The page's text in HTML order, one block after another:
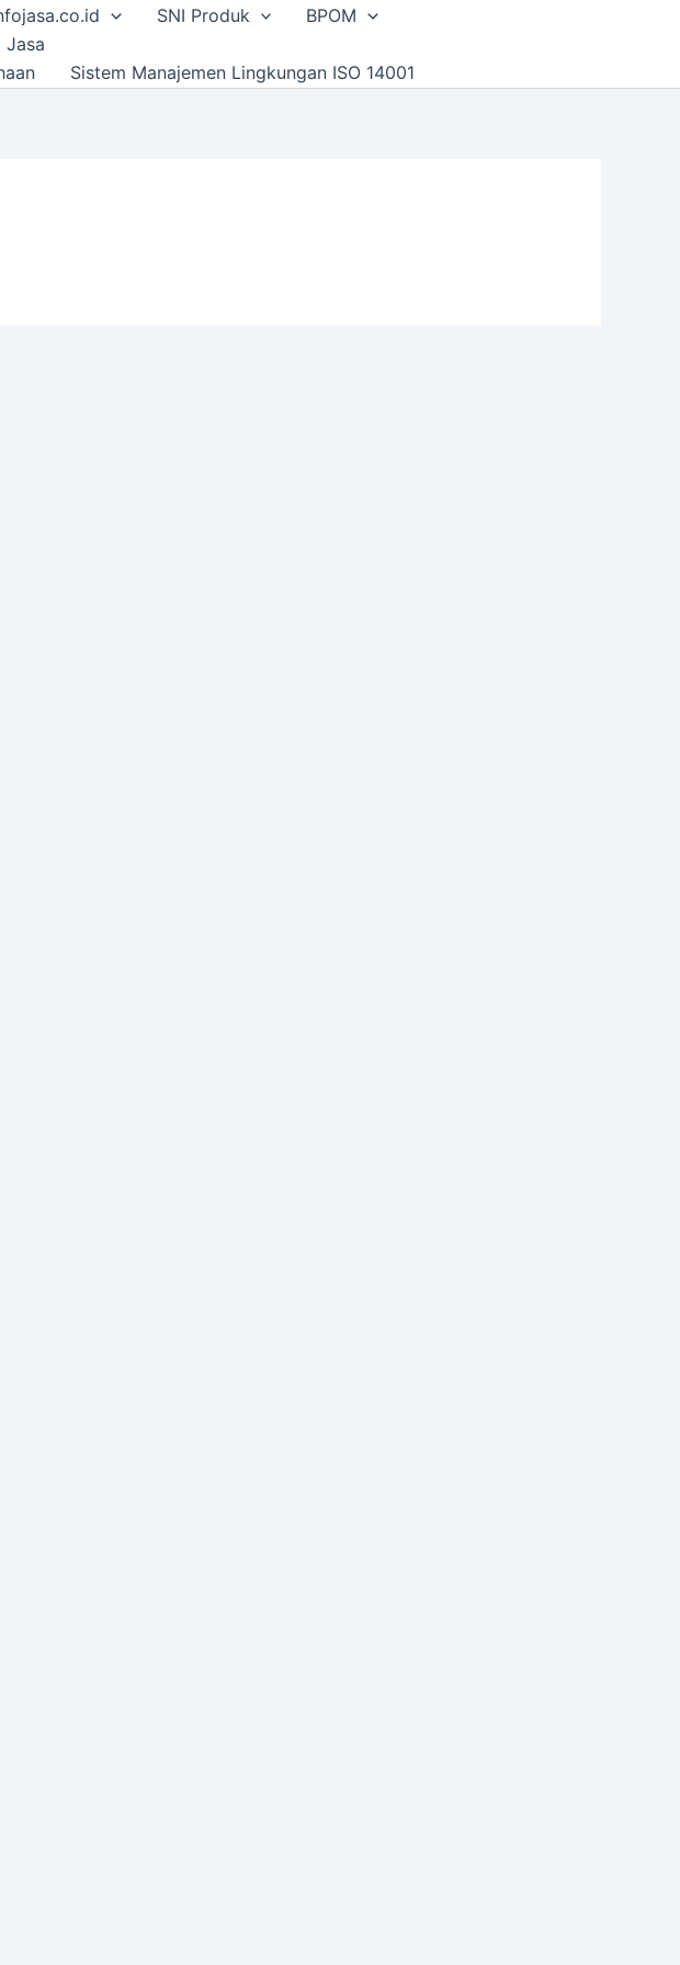
SNI Produk
BPOM
Jasa
Sistem Manajemen Lingkungan ISO 14001